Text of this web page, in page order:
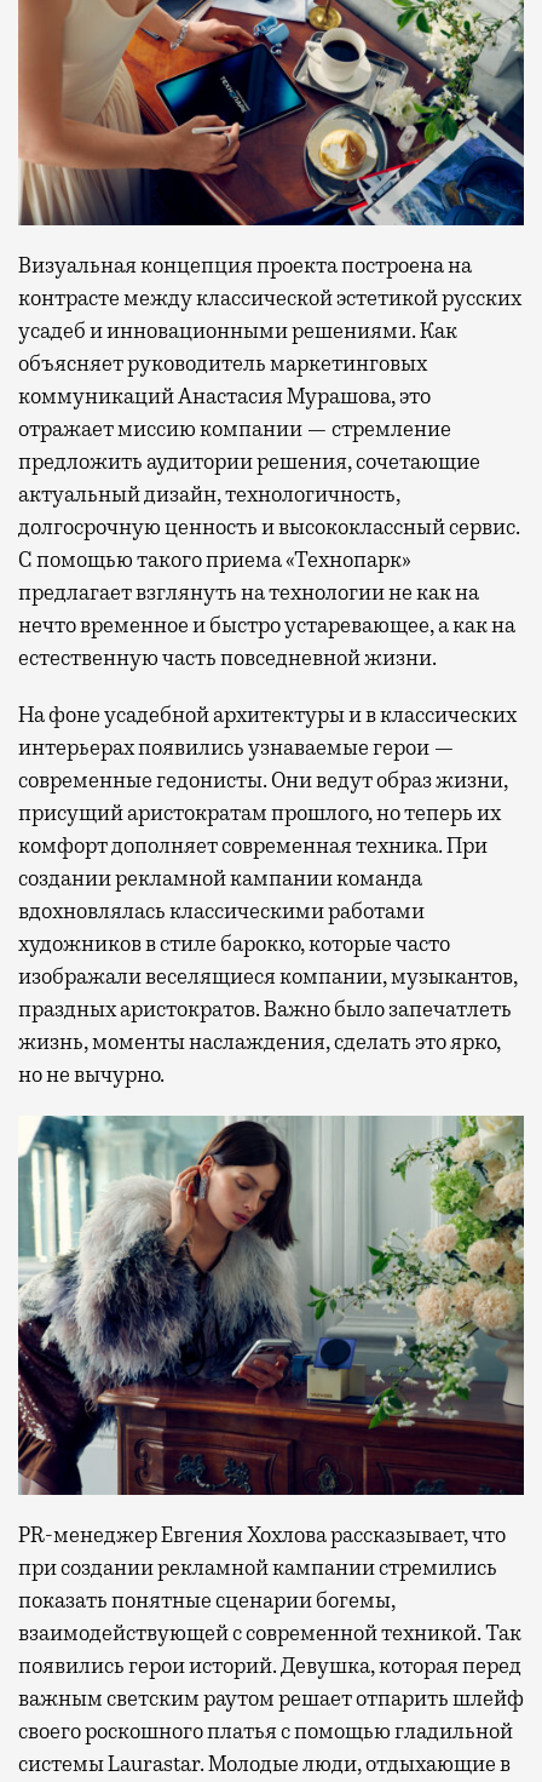
Визуальная концепция проекта построена на
контрасте между классической эстетикой русских
усадеб и инновационными решениями. Как
объясняет руководитель маркетинговых
коммуникаций Анастасия Мурашова, это
отражает миссию компании — стремление
предложить аудитории решения, сочетающие
актуальный дизайн, технологичность,
долгосрочную ценность и высококлассный сервис.
С помощью такого приема «Технопарк»
предлагает взглянуть на технологии не как на
нечто временное и быстро устаревающее, а как на
естественную часть повседневной жизни.
На фоне усадебной архитектуры и в классических
интерьерах появились узнаваемые герои —
современные гедонисты. Они ведут образ жизни,
присущий аристократам прошлого, но теперь их
комфорт дополняет современная техника. При
создании рекламной кампании команда
вдохновлялась классическими работами
художников в стиле барокко, которые часто
изображали веселящиеся компании, музыкантов,
праздных аристократов. Важно было запечатлеть
жизнь, моменты наслаждения, сделать это ярко,
но не вычурно.
PR-менеджер Евгения Хохлова рассказывает, что
при создании рекламной кампании стремились
показать понятные сценарии богемы,
взаимодействующей с современной техникой. Так
появились герои историй. Девушка, которая перед
важным светским раутом решает отпарить шлейф
своего роскошного платья с помощью гладильной
системы Laurastar. Молодые люди, отдыхающие в